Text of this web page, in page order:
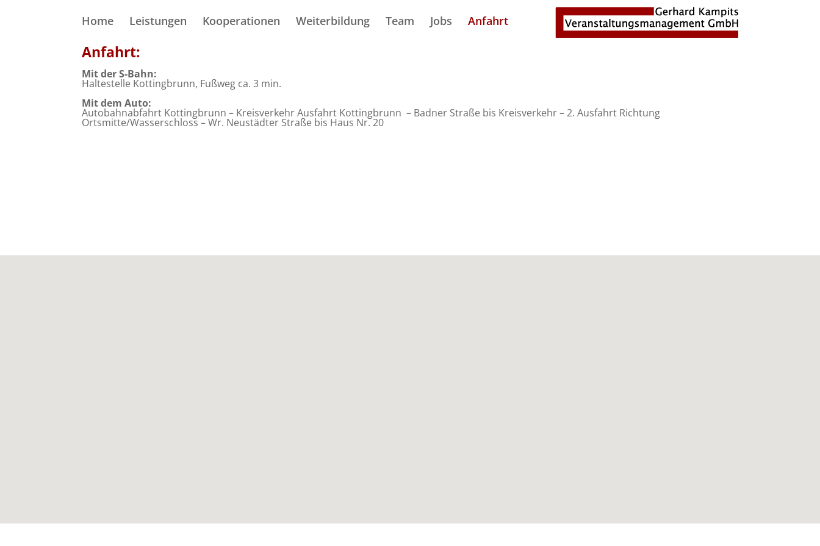
Home Leistungen Kooperationen Weiterbildung Team Jobs Anfahrt
Anfahrt:
Mit der S-Bahn:
Haltestelle Kottingbrunn, Fußweg ca. 3 min.
Mit dem Auto:
Autobahnabfahrt Kottingbrunn – Kreisverkehr Ausfahrt Kottingbrunn – Badner Straße bis Kreisverkehr – 2. Ausfahrt Richtung
Ortsmitte/Wasserschloss – Wr. Neustädter Straße bis Haus Nr. 20